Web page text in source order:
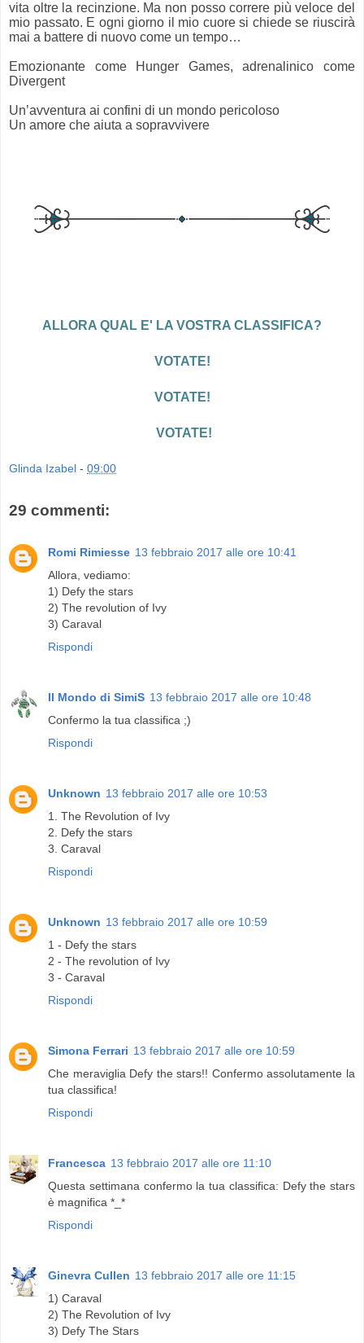
vita oltre la recinzione. Ma non posso correre più veloce del
mio passato. E ogni giorno il mio cuore si chiede se riuscirà
mai a battere di nuovo come un tempo…
Emozionante come Hunger Games, adrenalinico come
Divergent
Un’avventura ai confini di un mondo pericoloso
Un amore che aiuta a sopravvivere
ALLORA QUAL E' LA VOSTRA CLASSIFICA?
VOTATE!
VOTATE!
VOTATE!
Glinda Izabel - 09:00
29 commenti:
Romi Rimiesse 13 febbraio 2017 alle ore 10:41
Allora, vediamo:
1) Defy the stars
2) The revolution of Ivy
3) Caraval
Rispondi
Il Mondo di SimiS 13 febbraio 2017 alle ore 10:48
Confermo la tua classifica ;)
Rispondi
Unknown 13 febbraio 2017 alle ore 10:53
1. The Revolution of Ivy
2. Defy the stars
3. Caraval
Rispondi
Unknown 13 febbraio 2017 alle ore 10:59
1 - Defy the stars
2 - The revolution of Ivy
3 - Caraval
Rispondi
Simona Ferrari 13 febbraio 2017 alle ore 10:59
Che meraviglia Defy the stars!! Confermo assolutamente la
tua classifica!
Rispondi
Francesca 13 febbraio 2017 alle ore 11:10
Questa settimana confermo la tua classifica: Defy the stars
è magnifica *_*
Rispondi
Ginevra Cullen 13 febbraio 2017 alle ore 11:15
1) Caraval
2) The Revolution of Ivy
3) Defy The Stars